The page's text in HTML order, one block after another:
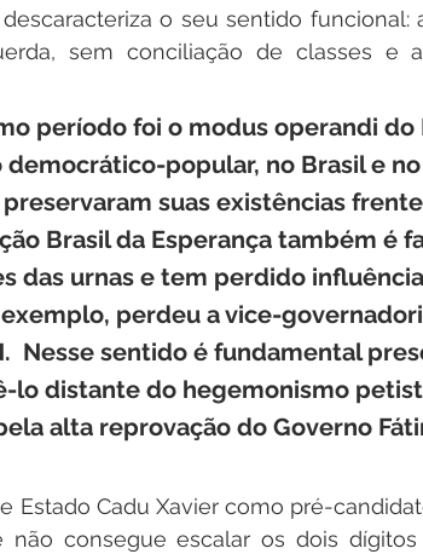
o seu sentido funcional:
sem conciliação de classes e
período foi o modus operandi do
popular, no Brasil e no
suas existências
Brasil da Esperança também é
das urnas e tem perdido
perdeu a vice-
Nesse sentido é fundamental
lo distante do hegemonismo
alta reprovação do Governo
Estado Cadu Xavier como pré-
consegue escalar os dois dígitos